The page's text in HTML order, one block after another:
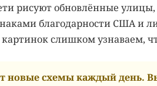
рисуют обновлённые
благодарности США и
слишком узнаваем,
новые схемы каждый день.